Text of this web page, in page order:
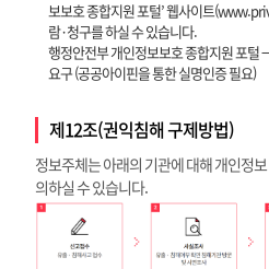
보보호 종합지원 포털’ 웹사이트
람·청구를 하실 수 있습니다.
행정안전부 개인정보보호 종합지원 포
요구 (공공아이핀을 통한 실명인증 필요)
제12조(권익침해 구제방법)
정보주체는 아래의 기관에 대해 개인정
의하실 수 있습니다.